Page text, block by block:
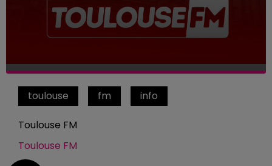
toulouse fm info
Toulouse FM
Toulouse FM